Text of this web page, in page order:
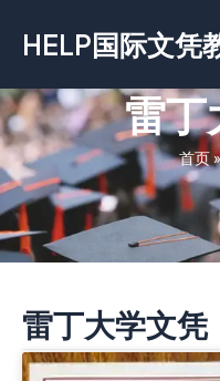
容
HELP国际文凭
雷丁
首页
雷丁大学文凭